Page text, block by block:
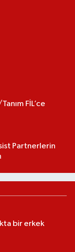
FİL’ce
Partnerlerin
bir erkek